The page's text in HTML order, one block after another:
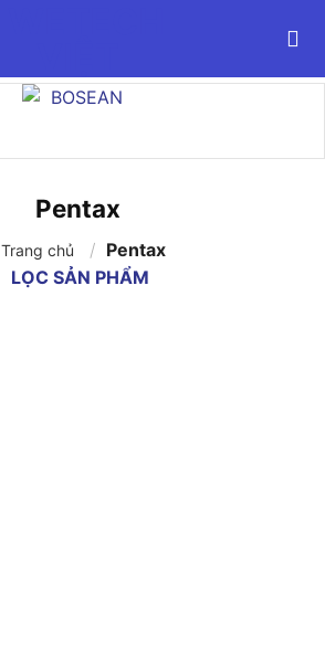
Pentax
Trang chủ / Pentax
LỌC SẢN PHẨM